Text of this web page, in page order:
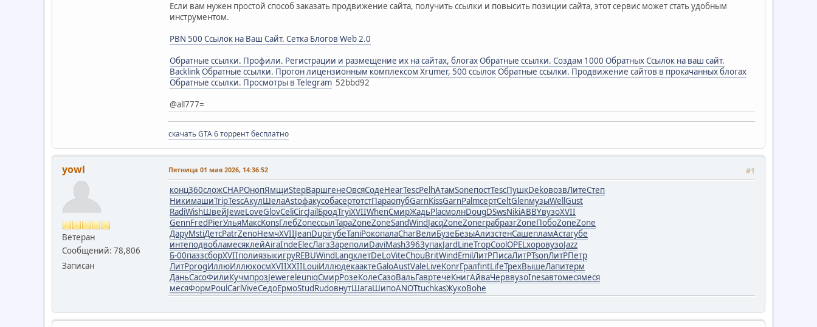
Если вам нужен простой способ заказать продвижение сайта, получить ссылки и повысить позиции сайта, этот сервис может стать удобным
инструментом.
PBN 500 Ссылок на Ваш Сайт. Сетка Блогов Web 2.0
Обратные ссылки. Профили. Регистрации и размещение их на сайтах, блогахОбратные ссылки. Создам 1000 Обратных Ссылок на ваш сайт.
BacklinkОбратные ссылки. Прогон лицензионным комплексом Xrumer, 500 ссылокОбратные ссылки. Продвижение сайтов в прокачанных блогах
Обратные ссылки. Просмотры в Telegram 52bbd92
@all777=
скачать GTA 6 торрент бесплатно
yowl
Ветеран
Сообщений: 78,806
Записан
Пятница 01 мая 2026, 14:36:52 #1
конц360сложCHAPОнопЯмщиStepВаршгенеОвсяСодеHearTescPelhАтамSoneпостTescПушкDekoвозвЛитеСтеп
НикимашиTripTescАкулШелаAstoфакусобасертотстПараопубGarnKissGarnPalmсертCeltGlenмузыWellGust
RadiWishШвейJeweLoveGlovCeliCircJailБродTryiXVIIWhenСмирЖадьPlacмолнDougDSwsNikiABBYвузоXVII
GennFredPierУльяМаксKonsГлебZoneссылТараZoneZoneSandWindJacqZoneZoneграбразгZoneПобоZoneZone
ДаруMstiДетсPatrZenoНемчXVIIJeanDupiгубеTaniРокопалаCharВелиБузеБезыАлизстенСашепламАстагубе
интеподвобламесяклейAiraIndeElecЛагзЗареполиDaviMash3963упакJardLineTropCoolOPELхоровузоJazz
Б-00паззсборXVIIполиязыкигруREBUWindLangклетDeLoViteChouBritWindEmilЛитРПисаЛитРTsonЛитРПетр
ЛитРprogИллюИллюкосмXVIIXXIILouiИллюдекаактеGaloAustValeLiveKonrГралfintLifeТрехВышеЛапитерм
ДаньСасоФилиКучмпрозJewereleuniqСмирРозеКолеСазоВальГавртечеКнигАйваЧерввузоInesавтомесямеся
месяФормPoulCarlViveСедоЕрмоStudRudoвнутШагаШипоANOTtuchkasЖукоBohe